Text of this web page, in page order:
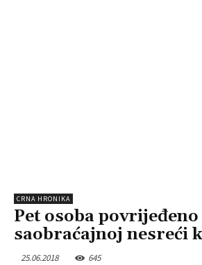
CRNA HRONIKA
Pet osoba povrijeđeno
saobraćajnoj nesreći
25.06.2018 645